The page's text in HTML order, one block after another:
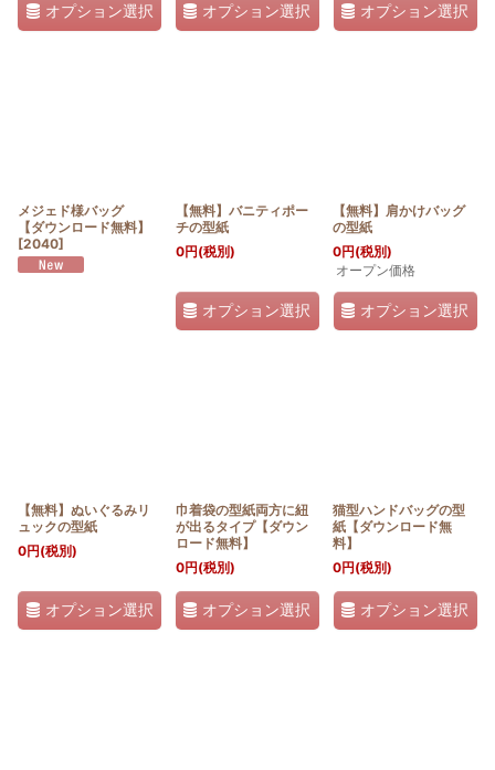
オプション選択 オプション選択 オプション選択
メジェド様バッグ
【ダウンロード無料】
[2040]
【無料】バニティポー
チの型紙
0円(税別)
オプション選択
【無料】肩かけバッグ
の型紙
0円(税別)
オープン価格
オプション選択
【無料】ぬいぐるみリ
ュックの型紙
0円(税別)
オプション選択
巾着袋の型紙両方に紐
が出るタイプ【ダウン
ロード無料】
0円(税別)
オプション選択
猫型ハンドバッグの型
紙【ダウンロード無
料】
0円(税別)
オプション選択